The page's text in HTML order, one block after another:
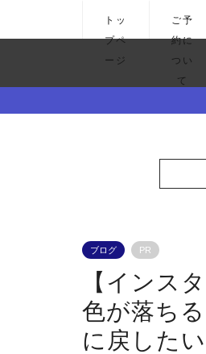
トッ
プペ
ージ
ご予
約に
つい
て
ブログ PR
【インス
色が落ち
に戻したい